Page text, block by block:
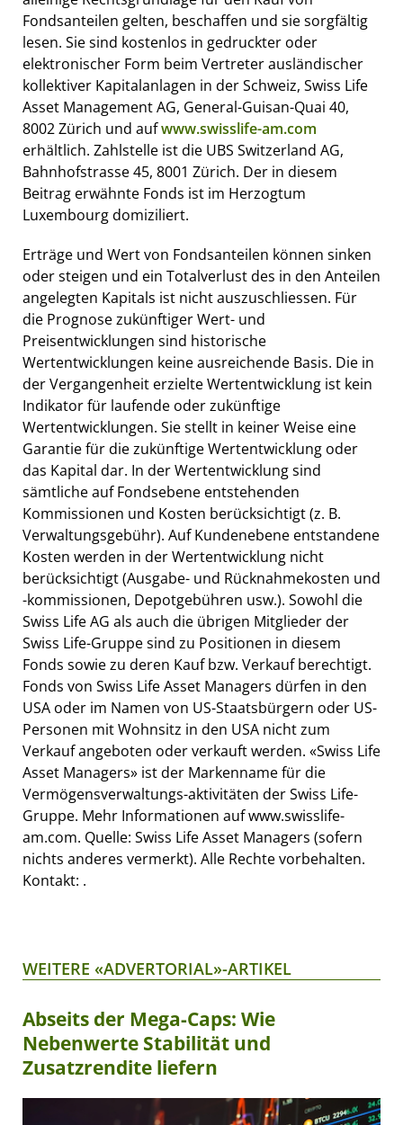
Fondsanteilen gelten, beschaffen und sie sorgfältig
lesen. Sie sind kostenlos in gedruckter oder
elektronischer Form beim Vertreter ausländischer
kollektiver Kapitalanlagen in der Schweiz, Swiss Life
Asset Management AG, General-Guisan-Quai 40,
8002 Zürich und aufwww.swisslife-am.com
erhältlich. Zahlstelle ist die UBS Switzerland AG,
Bahnhofstrasse 45, 8001 Zürich. Der in diesem
Beitrag erwähnte Fonds ist im Herzogtum
Luxembourg domiziliert.
Erträge und Wert von Fondsanteilen können sinken
oder steigen und ein Totalverlust des in den Anteilen
angelegten Kapitals ist nicht auszuschliessen. Für
die Prognose zukünftiger Wert- und
Preisentwicklungen sind historische
Wertentwicklungen keine ausreichende Basis. Die in
der Vergangenheit erzielte Wertentwicklung ist kein
Indikator für laufende oder zukünftige
Wertentwicklungen. Sie stellt in keiner Weise eine
Garantie für die zukünftige Wertentwicklung oder
das Kapital dar. In der Wertentwicklung sind
sämtliche auf Fondsebene entstehenden
Kommissionen und Kosten berücksichtigt (z. B.
Verwaltungsgebühr). Auf Kundenebene entstandene
Kosten werden in der Wertentwicklung nicht
berücksichtigt (Ausgabe- und Rücknahmekosten und
-kommissionen, Depotgebühren usw.). Sowohl die
Swiss Life AG als auch die übrigen Mitglieder der
Swiss Life-Gruppe sind zu Positionen in diesem
Fonds sowie zu deren Kauf bzw. Verkauf berechtigt.
Fonds von Swiss Life Asset Managers dürfen in den
USA oder im Namen von US-Staatsbürgern oder US-
Personen mit Wohnsitz in den USA nicht zum
Verkauf angeboten oder verkauft werden. «Swiss Life
Asset Managers» ist der Markenname für die
Vermögensverwaltungs-aktivitäten der Swiss Life-
Gruppe. Mehr Informationen auf www.swisslife-
am.com. Quelle: Swiss Life Asset Managers (sofern
nichts anderes vermerkt). Alle Rechte vorbehalten.
Kontakt: .
WEITERE «ADVERTORIAL»-ARTIKEL
Abseits der Mega-Caps: Wie
Nebenwerte Stabilität und
Zusatzrendite liefern